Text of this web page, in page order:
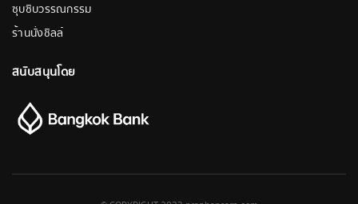
ซุบซิบวรรณกรรม
ร้านนั่งชิลล์
สนับสนุนโดย